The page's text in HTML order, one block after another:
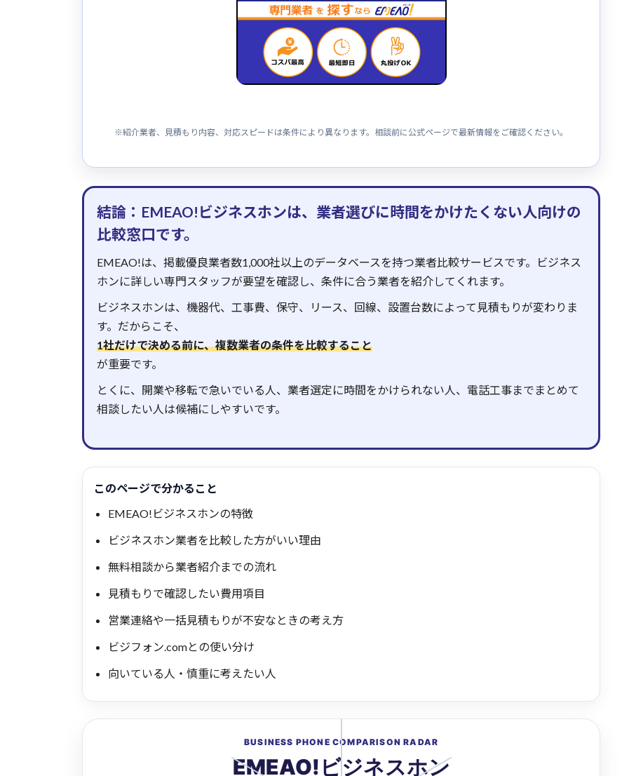
※紹介業者、見積もり内容、対応スピードは条件により異なります。相談前に公式ページで最新情報をご確認ください。
結論：EMEAO!ビジネスホンは、業者選びに時間をかけたくない人向けの
比較窓口です。
EMEAO!は、掲載優良業者数1,000社以上のデータベースを持つ業者比較サービスです。ビジネス
ホンに詳しい専門スタッフが要望を確認し、条件に合う業者を紹介してくれます。
ビジネスホンは、機器代、工事費、保守、リース、回線、設置台数によって見積もりが変わりま
す。だからこそ、
1社だけで決める前に、複数業者の条件を比較すること
が重要です。
とくに、開業や移転で急いでいる人、業者選定に時間をかけられない人、電話工事までまとめて
相談したい人は候補にしやすいです。
このページで分かること
EMEAO!ビジネスホンの特徴
ビジネスホン業者を比較した方がいい理由
無料相談から業者紹介までの流れ
見積もりで確認したい費用項目
営業連絡や一括見積もりが不安なときの考え方
ビジフォン.comとの使い分け
向いている人・慎重に考えたい人
BUSINESS PHONE COMPARISON RADAR
EMEAO!ビジネスホン